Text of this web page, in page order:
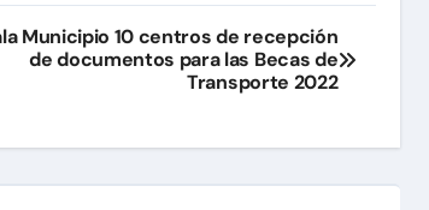
Municipio 10 centros de recepción
de documentos para las Becas de
Transporte 2022